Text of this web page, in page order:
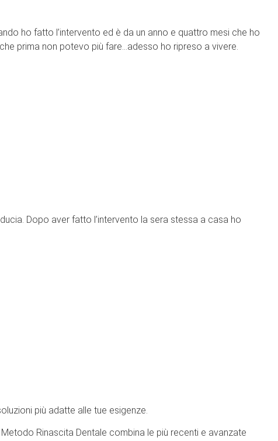
ho fatto l’intervento ed è da un anno e quattro mesi che ho
prima non potevo più fare…adesso ho ripreso a vivere.
Dopo aver fatto l’intervento la sera stessa a casa ho
più adatte alle tue esigenze.
Rinascita Dentale combina le più recenti e avanzate